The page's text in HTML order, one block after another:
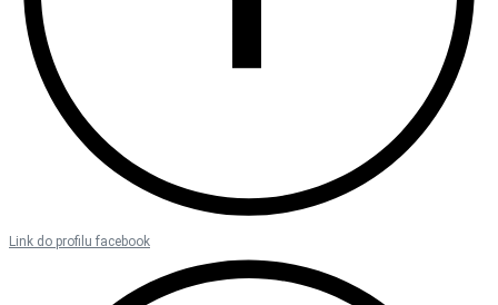
Link do profilu facebook